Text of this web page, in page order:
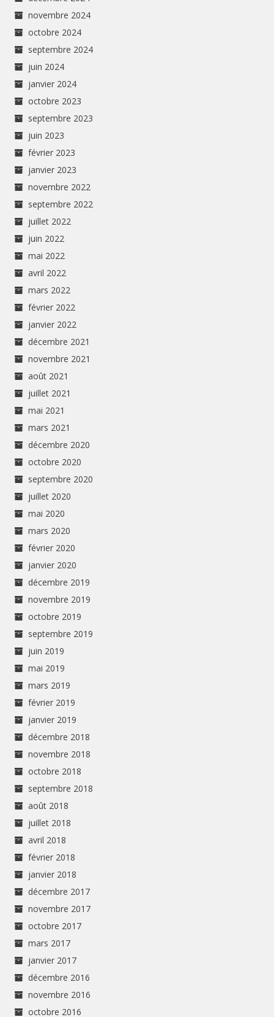
novembre 2024
octobre 2024
septembre 2024
juin 2024
janvier 2024
octobre 2023
septembre 2023
juin 2023
février 2023
janvier 2023
novembre 2022
septembre 2022
juillet 2022
juin 2022
mai 2022
avril 2022
mars 2022
février 2022
janvier 2022
décembre 2021
novembre 2021
août 2021
juillet 2021
mai 2021
mars 2021
décembre 2020
octobre 2020
septembre 2020
juillet 2020
mai 2020
mars 2020
février 2020
janvier 2020
décembre 2019
novembre 2019
octobre 2019
septembre 2019
juin 2019
mai 2019
mars 2019
février 2019
janvier 2019
décembre 2018
novembre 2018
octobre 2018
septembre 2018
août 2018
juillet 2018
avril 2018
février 2018
janvier 2018
décembre 2017
novembre 2017
octobre 2017
mars 2017
janvier 2017
décembre 2016
novembre 2016
octobre 2016